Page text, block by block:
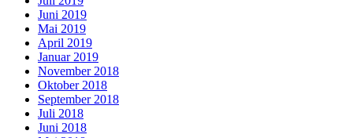
Juni 2019
Mai 2019
April 2019
Januar 2019
November 2018
Oktober 2018
September 2018
Juli 2018
Juni 2018